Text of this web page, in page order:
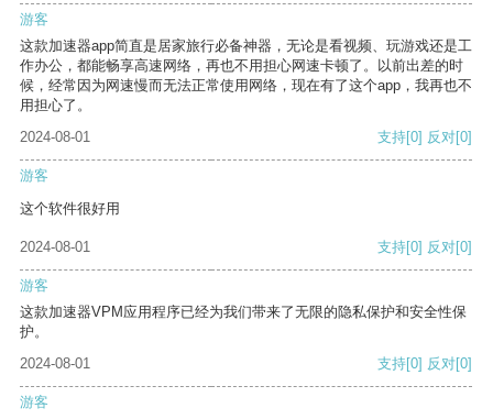
游客
这款加速器app简直是居家旅行必备神器，无论是看视频、玩游戏还是工
作办公，都能畅享高速网络，再也不用担心网速卡顿了。以前出差的时
候，经常因为网速慢而无法正常使用网络，现在有了这个app，我再也不
用担心了。
2024-08-01
支持[0] 反对[0]
游客
这个软件很好用
2024-08-01 支持[0] 反对[0]
游客
这款加速器VPM应用程序已经为我们带来了无限的隐私保护和安全性保
护。
2024-08-01
支持[0] 反对[0]
游客